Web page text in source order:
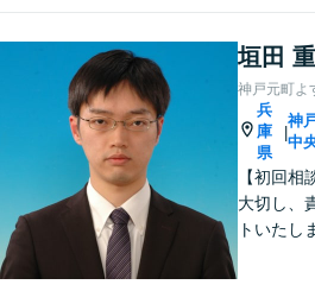
垣田
神戸元町よ
兵
庫
県
|
神
中
【初回
大切し、
トいたし